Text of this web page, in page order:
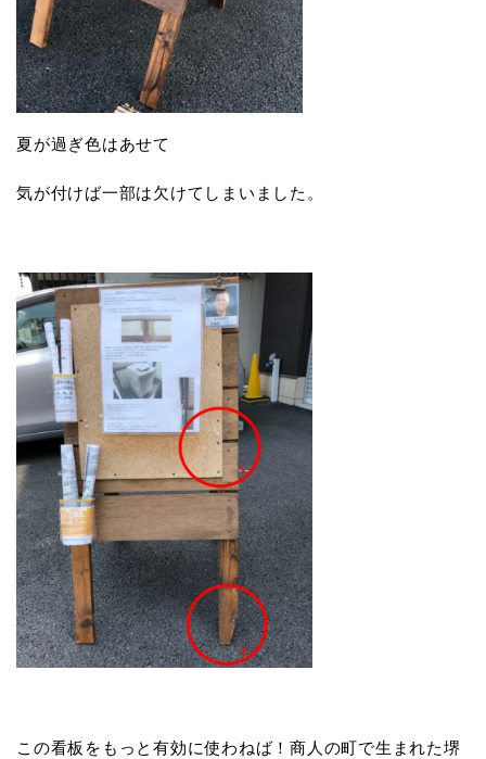
夏が過ぎ色はあせて
気が付けば一部は欠けてしまいました。
この看板をもっと有効に使わねば！商人の町で生まれた堺